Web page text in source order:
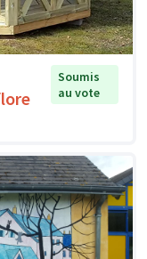
Soumis
au vote